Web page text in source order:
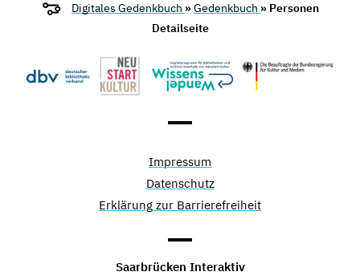
Digitales Gedenkbuch »Gedenkbuch » Personen
Detailseite
Impressum
Datenschutz
Erklärung zur Barrierefreiheit
Saarbrücken Interaktiv